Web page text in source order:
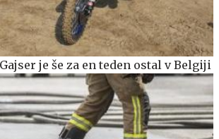
je še za en teden ostal v Belgiji